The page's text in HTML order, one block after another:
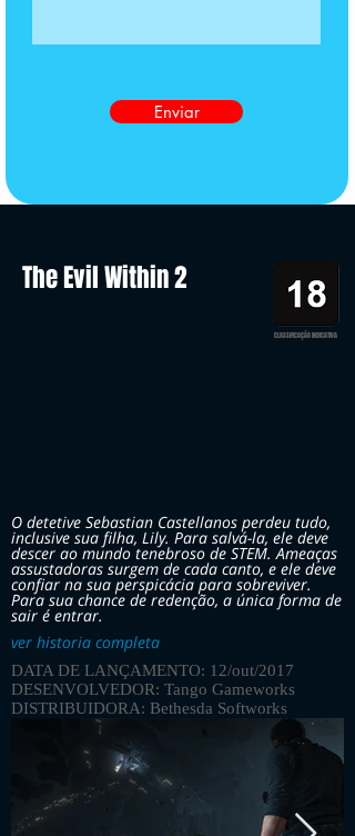
Enviar
The Evil Within 2
CLASSIFICAÇÃO INDICATIVA
O detetive Sebastian Castellanos perdeu tudo,
inclusive sua filha, Lily. Para salvá-la, ele deve
descer ao mundo tenebroso de STEM. Ameaças
assustadoras surgem de cada canto, e ele deve
confiar na sua perspicácia para sobreviver.
Para sua chance de redenção, a única forma de
sair é entrar.
ver historia completa
DATA DE LANÇAMENTO: 12/out/2017
DESENVOLVEDOR: Tango Gameworks
DISTRIBUIDORA: Bethesda Softworks